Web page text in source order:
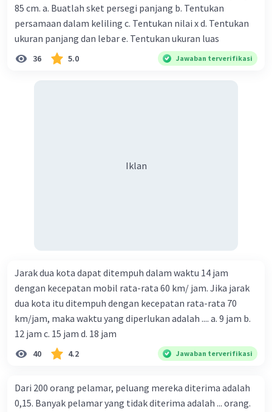
85 cm. a. Buatlah sket persegi panjang b. Tentukan
persamaan dalam keliling c. Tentukan nilai x d. Tentukan
ukuran panjang dan lebar e. Tentukan ukuran luas
36 5.0 Jawaban terverifikasi
Iklan
Jarak dua kota dapat ditempuh dalam waktu 14 jam
dengan kecepatan mobil rata-rata 60 km/ jam. Jika jarak
dua kota itu ditempuh dengan kecepatan rata-rata 70
km/jam, maka waktu yang diperlukan adalah .... a. 9 jam b.
12 jam c. 15 jam d. 18 jam
40 4.2 Jawaban terverifikasi
Dari 200 orang pelamar, peluang mereka diterima adalah
0,15. Banyak pelamar yang tidak diterima adalah ... orang.